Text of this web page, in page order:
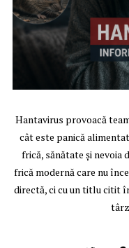
Hantavirus provoacă
cât este panică
frică, sănătate și nevoia
frică modernă care nu
directă, ci cu un titlu citit